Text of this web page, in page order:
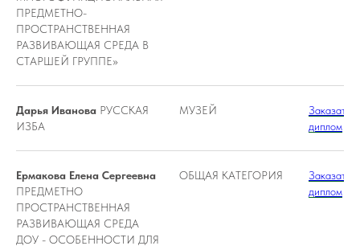
ПРЕДМЕТНО-
ПРОСТРАНСТВЕННАЯ
РАЗВИВАЮЩАЯ СРЕДА В
СТАРШЕЙ ГРУППЕ»
Дарья Иванова РУССКАЯ
ИЗБА
МУЗЕЙ
Заказать
диплом
Ермакова Елена Сергеевна
ПРЕДМЕТНО
ПРОСТРАНСТВЕННАЯ
РАЗВИВАЮЩАЯ СРЕДА
ДОУ - ОСОБЕННОСТИ ДЛЯ
ОБЩАЯ КАТЕГОРИЯ
Заказать
диплом